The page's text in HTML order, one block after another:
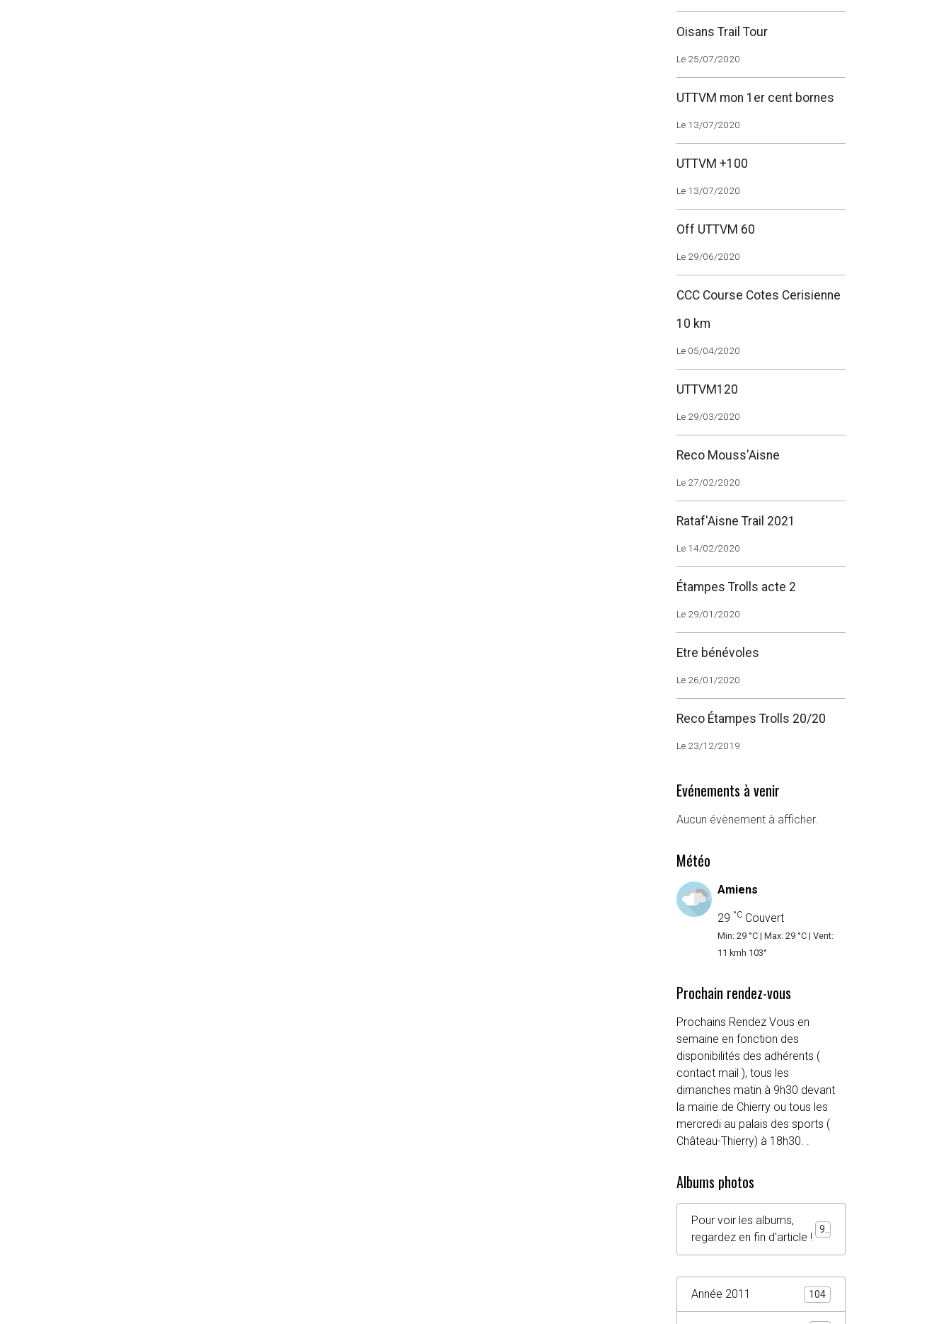
Oisans Trail Tour
Le 25/07/2020
UTTVM mon 1er cent bornes
Le 13/07/2020
UTTVM +100
Le 13/07/2020
Off UTTVM 60
Le 29/06/2020
CCC Course Cotes Cerisienne
10 km
Le 05/04/2020
UTTVM120
Le 29/03/2020
Reco Mouss'Aisne
Le 27/02/2020
Rataf'Aisne Trail 2021
Le 14/02/2020
Étampes Trolls acte 2
Le 29/01/2020
Etre bénévoles
Le 26/01/2020
Reco Étampes Trolls 20/20
Le 23/12/2019
Evénements à venir
Aucun évènement à afficher.
Météo
Amiens
29 °CCouvert
Min: 29 °C | Max: 29 °C | Vent:
11 kmh 103°
Prochain rendez-vous
Prochains Rendez Vous en
semaine en fonction des
disponibilités des adhérents (
contact mail ), tous les
dimanches matin à 9h30 devant
la mairie de Chierry ou tous les
mercredi au palais des sports (
Château-Thierry) à 18h30. .
Albums photos
Pour voir les albums,
regardez en fin d'article !
Année 2011 104